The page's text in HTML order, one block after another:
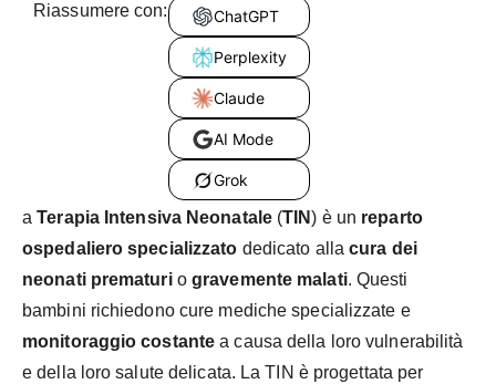
Riassumere con: ChatGPT
Perplexity
Claude
AI Mode
Grok
aTerapia Intensiva Neonatale(TIN) è un reparto
ospedaliero specializzato dedicato allacura dei
neonati prematuriogravemente malati. Questi
bambini richiedono cure mediche specializzate e
monitoraggio costante a causa della loro vulnerabilità
e della loro salute delicata. La TIN è progettata per